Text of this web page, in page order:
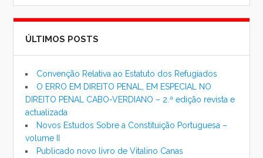
ÚLTIMOS POSTS
Convenção Relativa ao Estatuto dos Refugiados
O ERRO EM DIREITO PENAL, EM ESPECIAL NO
DIREITO PENAL CABO-VERDIANO – 2.ª edição revista e
actualizada
Novos Estudos Sobre a Constituição Portuguesa –
volume II
Publicado novo livro de Vitalino Canas